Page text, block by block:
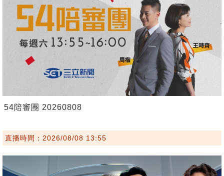
54陪審團 20260808
直播時間：2026/08/08 13:55